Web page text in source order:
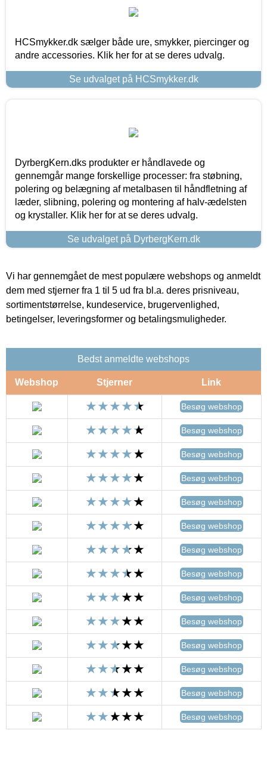
HCSmykker.dk sælger både ure, smykker, piercinger og
andre accessories. Klik her for at se deres udvalg.
Se udvalget på HCSmykker.dk
DyrbergKern.dks produkter er håndlavede og
gennemgår mange forskellige processer: fra støbning,
polering og belægning af metalbasen til håndfletning af
læder, slibning, polering og montering af halv-ædelsten
og krystaller. Klik her for at se deres udvalg.
Se udvalget på DyrbergKern.dk
Vi har gennemgået de mest populære webshops og anmeldt
dem med stjerner fra 1 til 5 ud fra bl.a. deres prisniveau,
sortimentstørrelse, kundeservice, brugervenlighed,
betingelser, leveringsformer og betalingsmuligheder.
Bedst anmeldte webshops
Webshop Stjerner Link
Besøg webshop
Besøg webshop
Besøg webshop
Besøg webshop
Besøg webshop
Besøg webshop
Besøg webshop
Besøg webshop
Besøg webshop
Besøg webshop
Besøg webshop
Besøg webshop
Besøg webshop
Besøg webshop